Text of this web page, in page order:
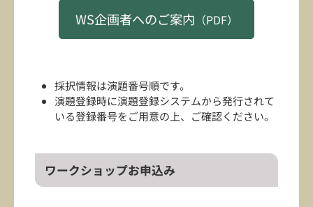
WS企画者へのご案内 （PDF）
採択情報は演題番号順です。
演題登録時に演題登録システムから発行されて
いる登録番号をご用意の上、ご確認ください。
ワークショップお申込み